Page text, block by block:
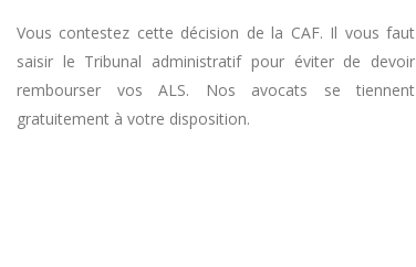
Vous contestez cette décision de la CAF. Il vous faut
saisir le Tribunal administratif pour éviter de devoir
rembourser vos ALS. Nos avocats se tiennent
gratuitement à votre disposition.